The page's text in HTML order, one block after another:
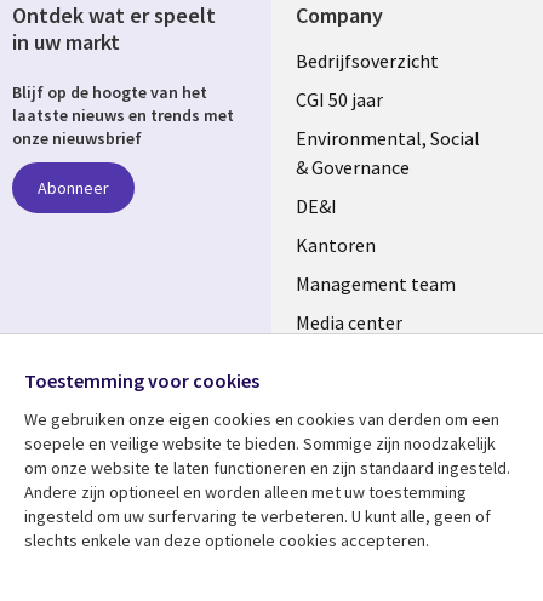
Company
Useful
links
NETHERLANDS
Bedrijfsoverzicht
CGI 50 jaar
Environmental, Social
& Governance
DE&I
Kantoren
Management team
Media center
Bekijk meer
Library
Artikelen
Support
Legal
Disclaimer
Ontdek wat er speelt
in uw markt
Blijf op de hoogte van het
laatste nieuws en trends met
onze nieuwsbrief
Abonneer
Media
NETHERLANDS
Toestemming voor cookies
We gebruiken onze eigen cookies en cookies van derden om een ​​
soepele en veilige website te bieden. Sommige zijn noodzakelijk
om onze website te laten functioneren en zijn standaard ingesteld.
Andere zijn optioneel en worden alleen met uw toestemming
ingesteld om uw surfervaring te verbeteren. U kunt alle, geen of
slechts enkele van deze optionele cookies accepteren.